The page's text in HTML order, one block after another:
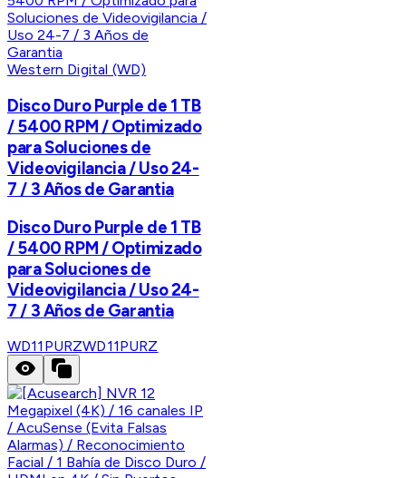
Western Digital (WD)
Disco Duro Purple de 1 TB
/ 5400 RPM / Optimizado
para Soluciones de
Videovigilancia / Uso 24-
7 / 3 Años de Garantia
Disco Duro Purple de 1 TB
/ 5400 RPM / Optimizado
para Soluciones de
Videovigilancia / Uso 24-
7 / 3 Años de Garantia
WD11PURZWD11PURZ